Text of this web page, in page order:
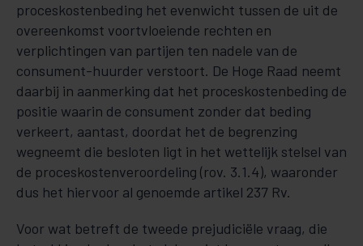
proceskostenbeding het evenwicht tussen de uit de
overeenkomst voortvloeiende rechten en
verplichtingen van partijen ten nadele van de
consument-huurder verstoort. De Hoge Raad neemt
daarbij in aanmerking dat het proceskostenbeding de
positie waarin de consument zonder dat beding
verkeert, aantast, doordat het de begrenzing
wegneemt die besloten ligt in het wettelijk stelsel van
de proceskostenveroordeling (rov. 3.1.4), waaronder
dus het hiervoor al genoemde artikel 237 Rv.
Voor wat betreft de tweede prejudiciële vraag, die